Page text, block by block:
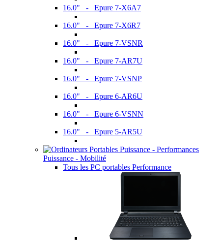
16.0" - Epure 7-X6A7
16.0" - Epure 7-X6R7
16.0" - Epure 7-VSNR
16.0" - Epure 7-AR7U
16.0" - Epure 7-VSNP
16.0" - Epure 6-AR6U
16.0" - Epure 6-VSNN
16.0" - Epure 5-AR5U
Puissance - Mobilité
Tous les PC portables Performance